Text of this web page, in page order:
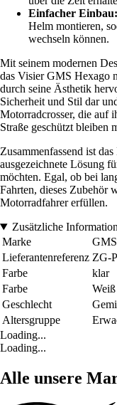
Einfacher Einbau:
Helm montieren,
wechseln können.
Mit seinem modernen
das Visier GMS Hexago
durch seine Ästhetik
Sicherheit und Stil dar
Motorradcrosser, die auf
Straße geschützt bleiben
Zusammenfassend ist
ausgezeichnete Lösung
möchten. Egal, ob bei
Fahrten, dieses Zubehör
Motorradfahrer erfüllen.
Zusätzliche
Marke
GMS
Lieferantenreferenz ZG-
Farbe
klar
Farbe
Weiß
Geschlecht
Altersgruppe
Loading...
Loading...
Alle unsere